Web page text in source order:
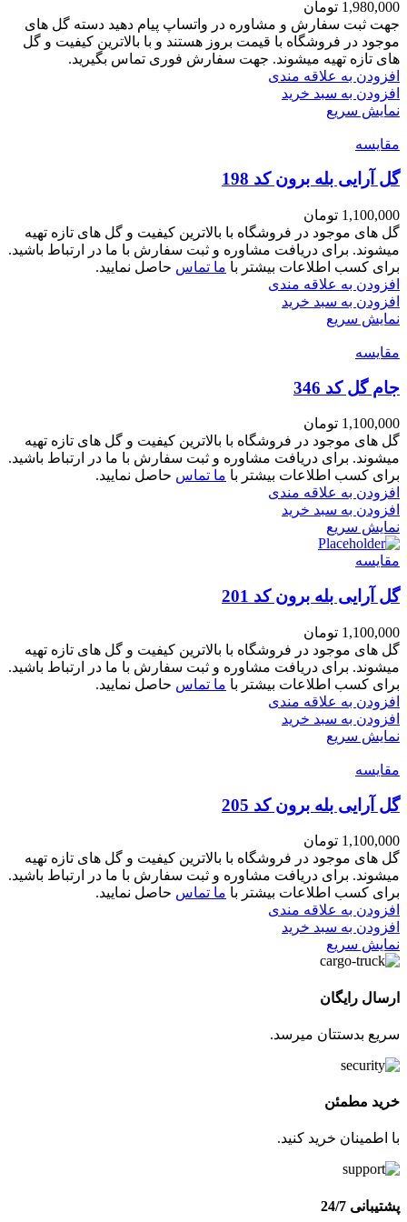
1,980,000 تومان
جهت ثبت سفارش و مشاوره در واتساپ پیام دهید دسته گل های
موجود در فروشگاه با قیمت بروز هستند و با بالاترین کیفیت و گل
های تازه تهیه میشوند. جهت سفارش فوری تماس بگیرید.
افزودن به علاقه مندی
افزودن به سبد خرید
نمایش سریع
مقايسه
گل آرایی بله برون کد 198
1,100,000 تومان
گل های موجود در فروشگاه با بالاترین کیفیت و گل های تازه تهیه
میشوند. برای دریافت مشاوره و ثبت سفارش با ما در ارتباط باشید.
برای کسب اطلاعات بیشتر با ما تماس حاصل نمایید.
افزودن به علاقه مندی
افزودن به سبد خرید
نمایش سریع
مقايسه
جام گل کد 346
1,100,000 تومان
گل های موجود در فروشگاه با بالاترین کیفیت و گل های تازه تهیه
میشوند. برای دریافت مشاوره و ثبت سفارش با ما در ارتباط باشید.
برای کسب اطلاعات بیشتر با ما تماس حاصل نمایید.
افزودن به علاقه مندی
افزودن به سبد خرید
نمایش سریع
مقايسه
گل آرایی بله برون کد 201
1,100,000 تومان
گل های موجود در فروشگاه با بالاترین کیفیت و گل های تازه تهیه
میشوند. برای دریافت مشاوره و ثبت سفارش با ما در ارتباط باشید.
برای کسب اطلاعات بیشتر با ما تماس حاصل نمایید.
افزودن به علاقه مندی
افزودن به سبد خرید
نمایش سریع
مقايسه
گل آرایی بله برون کد 205
1,100,000 تومان
گل های موجود در فروشگاه با بالاترین کیفیت و گل های تازه تهیه
میشوند. برای دریافت مشاوره و ثبت سفارش با ما در ارتباط باشید.
برای کسب اطلاعات بیشتر با ما تماس حاصل نمایید.
افزودن به علاقه مندی
افزودن به سبد خرید
نمایش سریع
ارسال رایگان
سریع بدستتان میرسد.
خرید مطمئن
با اطمینان خرید کنید.
پشتیبانی 24/7